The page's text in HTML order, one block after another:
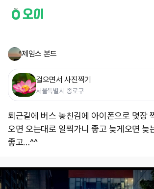
제임스 본드
걸으면서 사진찍기
서울특별시 종로구
퇴근길에 버스 놓친김에 아이폰으로 몇장
오면 오는대로 일찍가니 좋고 늦게오면 늦
좋고…^^